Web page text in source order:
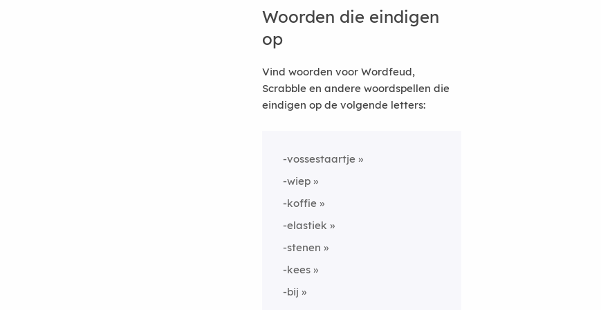
Woorden die eindigen
op
Vind woorden voor Wordfeud,
Scrabble en andere woordspellen die
eindigen op de volgende letters:
-vossestaartje
-wiep
-koffie
-elastiek
-stenen
-kees
-bij